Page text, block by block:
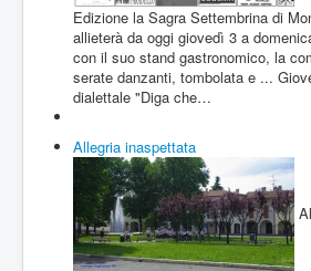
Edizione la Sagra Settembrina di
allieterà da oggi giovedì 3 a
con il suo stand gastronomico, la
serate danzanti, tombolata e ...
dialettale "Diga che…
Allegria inaspettata